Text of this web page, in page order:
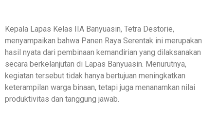
Kepala Lapas Kelas IIA Banyuasin, Tetra Destorie,
menyampaikan bahwa Panen Raya Serentak ini merupakan
hasil nyata dari pembinaan kemandirian yang dilaksanakan
secara berkelanjutan di Lapas Banyuasin. Menurutnya,
kegiatan tersebut tidak hanya bertujuan meningkatkan
keterampilan warga binaan, tetapi juga menanamkan nilai
produktivitas dan tanggung jawab.